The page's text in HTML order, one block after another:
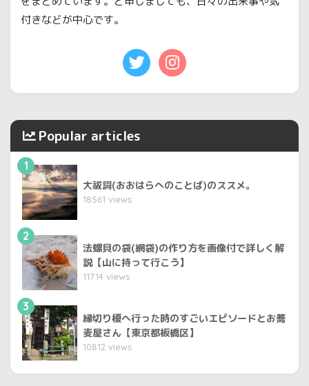
付きなどが中心です。
Popular articles
1
大祓詞(おおはらへのことば)のススメ。
18561 views
2
法螺貝の袋(網袋)の作り方を画像付で詳しく解
説【山に持って行こう】
11714 views
3
縁切り榎へ行った時のすごいエピソードとお蕎
麦屋さん【東京都板橋区】
10812 views